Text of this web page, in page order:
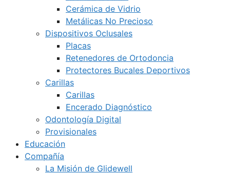
Cerámica de Vidrio
Metálicas No Precioso
Dispositivos Oclusales
Placas
Retenedores de Ortodoncia
Protectores Bucales Deportivos
Carillas
Carillas
Encerado Diagnóstico
Odontología Digital
Provisionales
Educación
Compañía
La Misión de Glidewell